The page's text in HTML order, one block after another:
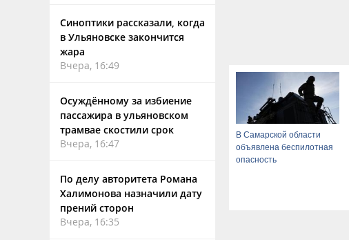
Синоптики рассказали, когда
в Ульяновске закончится
жара
Вчера, 16:49
Осуждённому за избиение
пассажира в ульяновском
трамвае скостили срок
Вчера, 16:47
По делу авторитета Романа
Халимонова назначили дату
прений сторон
Вчера, 16:35
В Самарской области
объявлена беспилотная
опасность